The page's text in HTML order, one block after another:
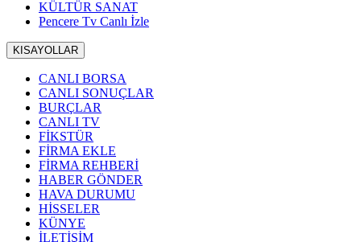
KÜLTÜR SANAT
Pencere Tv Canlı İzle
KISAYOLLAR
CANLI BORSA
CANLI SONUÇLAR
BURÇLAR
CANLI TV
FİKSTÜR
FİRMA EKLE
FİRMA REHBERİ
HABER GÖNDER
HAVA DURUMU
HİSSELER
KÜNYE
İLETİŞİM